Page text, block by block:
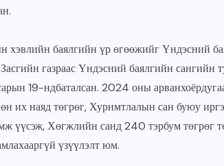
хэвлийн баялгийн үр өгөөжийг Үндэсний
газраас Үндэсний баялгийн
19-ндбаталсан. 2024 оны
их наяд төгрөг, Хуримтлалын сан буюу
үүсэж, Хөгжлийн санд 240 тэрбум төгрөг
үзүүлэлт юм.